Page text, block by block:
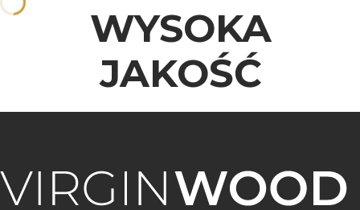
WYSOKA
JAKOŚĆ